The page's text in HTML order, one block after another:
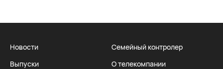
Новости
Выпуски
Семейный контролер
О телекомпании